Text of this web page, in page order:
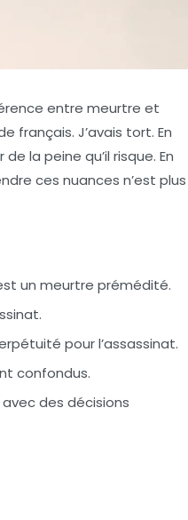
entre meurtre et
français. J’avais tort. En
la peine qu’il risque. En
ces nuances n’est plus
un meurtre prémédité.
pour l’assassinat.
confondus.
des décisions